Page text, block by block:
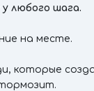
любого шага.
на месте.
которые